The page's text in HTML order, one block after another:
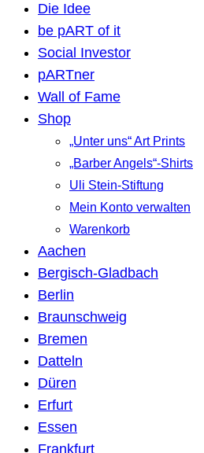
Die Idee
be pART of it
Social Investor
pARTner
Wall of Fame
Shop
„Unter uns“ Art Prints
„Barber Angels“-Shirts
Uli Stein-Stiftung
Mein Konto verwalten
Warenkorb
Aachen
Bergisch-Gladbach
Berlin
Braunschweig
Bremen
Datteln
Düren
Erfurt
Essen
Frankfurt